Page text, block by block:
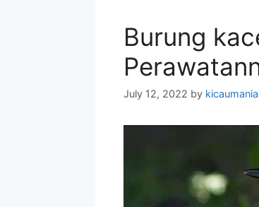
Burung
July 12, 2022 by kicaumania